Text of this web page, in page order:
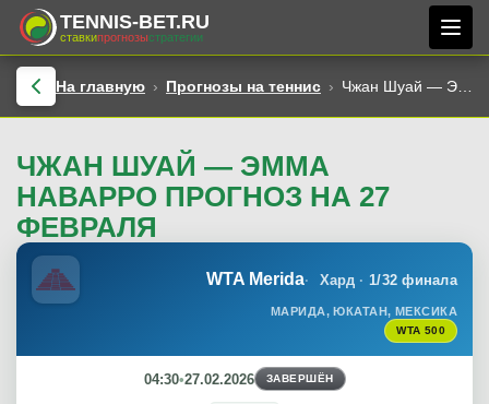
TENNIS-BET.RU
ставкипрогнозыстратегии
На главную Прогнозы на теннис Чжан Шуай — Эмма Наварро прогноз на 27 февраля
ЧЖАН ШУАЙ — ЭММА
НАВАРРО ПРОГНОЗ НА 27
ФЕВРАЛЯ
WTA Merida Хард 1/32 финала
МАРИДА, ЮКАТАН, МЕКСИКА
WTA 500
04:30•27.02.2026 ЗАВЕРШЁН